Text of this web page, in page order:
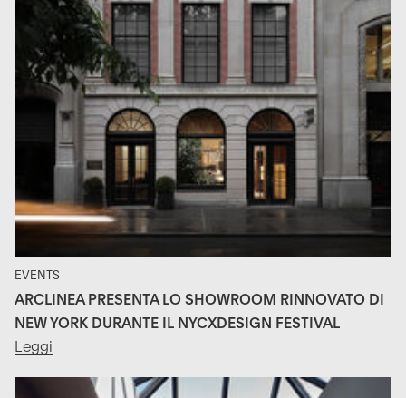
EVENTS
ARCLINEA PRESENTA LO SHOWROOM RINNOVATO DI
NEW YORK DURANTE IL NYCXDESIGN FESTIVAL
Leggi